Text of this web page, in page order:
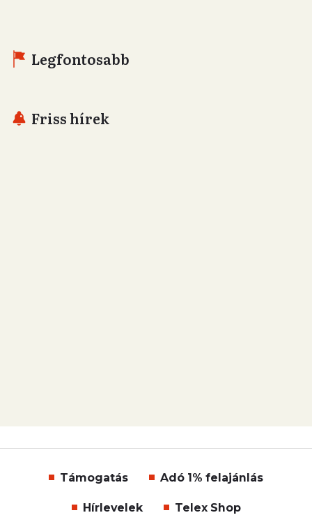
Legfontosabb
Friss hírek
Támogatás Adó 1% felajánlás
Hírlevelek Telex Shop